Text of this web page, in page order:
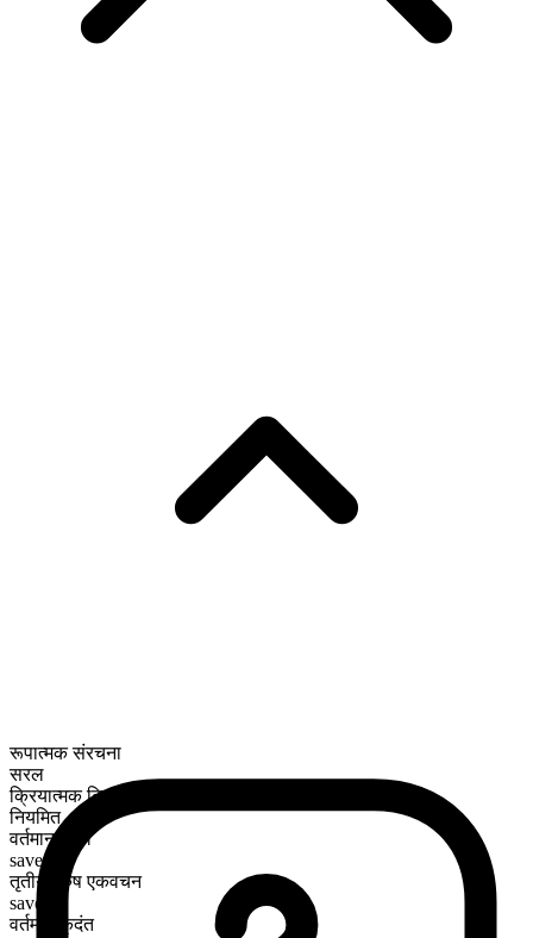
रूपात्मक संरचना
सरल
क्रियात्मक क्रिया
नियमित
वर्तमान काल
save
तृतीय पुरुष एकवचन
saves
वर्तमान कृदंत